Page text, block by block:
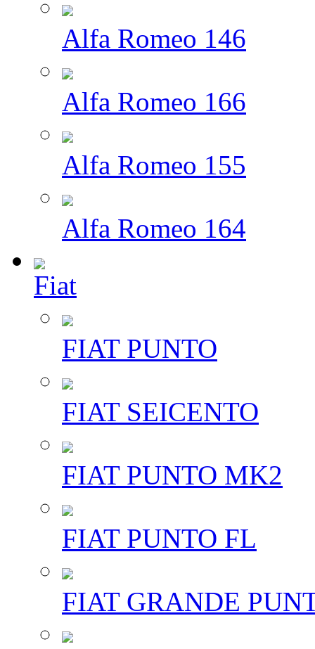
Alfa Romeo 146
Alfa Romeo 166
Alfa Romeo 155
Alfa Romeo 164
Fiat
FIAT PUNTO
FIAT SEICENTO
FIAT PUNTO MK2
FIAT PUNTO FL
FIAT GRANDE